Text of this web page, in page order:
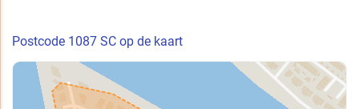
Postcode 1087 SC op de kaart